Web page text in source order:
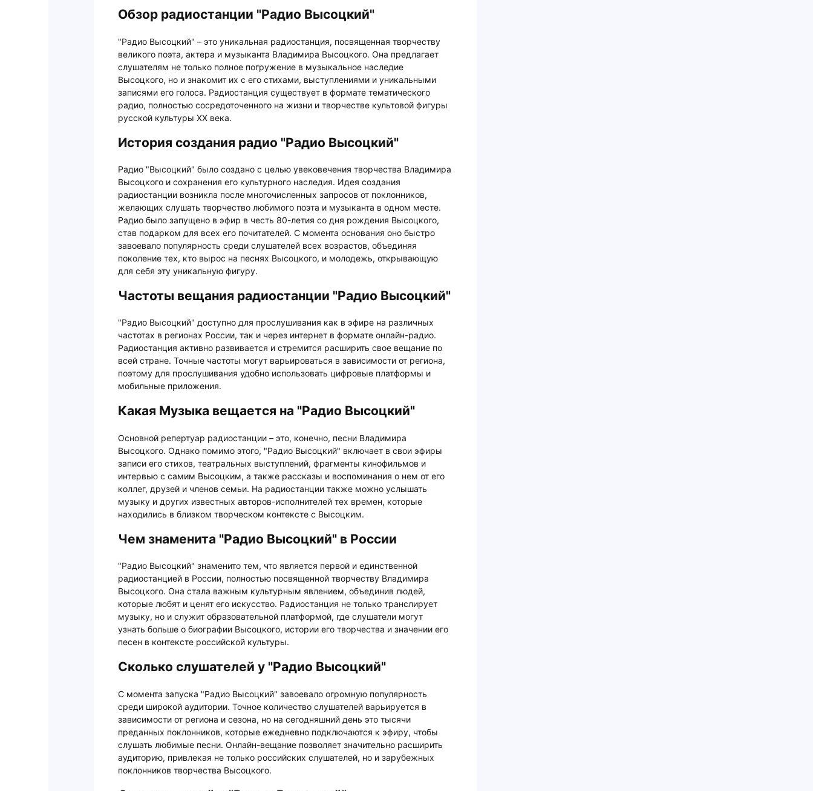
Обзор радиостанции "Радио Высоцкий"
"Радио Высоцкий" – это уникальная радиостанция, посвященная творчеству
великого поэта, актера и музыканта Владимира Высоцкого. Она предлагает
слушателям не только полное погружение в музыкальное наследие
Высоцкого, но и знакомит их с его стихами, выступлениями и уникальными
записями его голоса. Радиостанция существует в формате тематического
радио, полностью сосредоточенного на жизни и творчестве культовой фигуры
русской культуры ХХ века.
История создания радио "Радио Высоцкий"
Радио "Высоцкий" было создано с целью увековечения творчества Владимира
Высоцкого и сохранения его культурного наследия. Идея создания
радиостанции возникла после многочисленных запросов от поклонников,
желающих слушать творчество любимого поэта и музыканта в одном месте.
Радио было запущено в эфир в честь 80-летия со дня рождения Высоцкого,
став подарком для всех его почитателей. С момента основания оно быстро
завоевало популярность среди слушателей всех возрастов, объединяя
поколение тех, кто вырос на песнях Высоцкого, и молодежь, открывающую
для себя эту уникальную фигуру.
Частоты вещания радиостанции "Радио Высоцкий"
"Радио Высоцкий" доступно для прослушивания как в эфире на различных
частотах в регионах России, так и через интернет в формате онлайн-радио.
Радиостанция активно развивается и стремится расширить свое вещание по
всей стране. Точные частоты могут варьироваться в зависимости от региона,
поэтому для прослушивания удобно использовать цифровые платформы и
мобильные приложения.
Какая Музыка вещается на "Радио Высоцкий"
Основной репертуар радиостанции – это, конечно, песни Владимира
Высоцкого. Однако помимо этого, "Радио Высоцкий" включает в свои эфиры
записи его стихов, театральных выступлений, фрагменты кинофильмов и
интервью с самим Высоцким, а также рассказы и воспоминания о нем от его
коллег, друзей и членов семьи. На радиостанции также можно услышать
музыку и других известных авторов-исполнителей тех времен, которые
находились в близком творческом контексте с Высоцким.
Чем знаменита "Радио Высоцкий" в России
"Радио Высоцкий" знаменито тем, что является первой и единственной
радиостанцией в России, полностью посвященной творчеству Владимира
Высоцкого. Она стала важным культурным явлением, объединив людей,
которые любят и ценят его искусство. Радиостанция не только транслирует
музыку, но и служит образовательной платформой, где слушатели могут
узнать больше о биографии Высоцкого, истории его творчества и значении его
песен в контексте российской культуры.
Сколько слушателей у "Радио Высоцкий"
С момента запуска "Радио Высоцкий" завоевало огромную популярность
среди широкой аудитории. Точное количество слушателей варьируется в
зависимости от региона и сезона, но на сегодняшний день это тысячи
преданных поклонников, которые ежедневно подключаются к эфиру, чтобы
слушать любимые песни. Онлайн-вещание позволяет значительно расширить
аудиторию, привлекая не только российских слушателей, но и зарубежных
поклонников творчества Высоцкого.